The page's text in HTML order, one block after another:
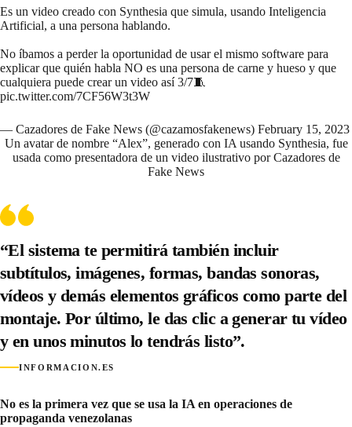
Es un video creado con Synthesia que simula, usando Inteligencia
Artificial, a una persona hablando.
No íbamos a perder la oportunidad de usar el mismo software para
explicar que quién habla NO es una persona de carne y hueso y que
cualquiera puede crear un video así 3/7🧵
pic.twitter.com/7CF56W3t3W
— Cazadores de Fake News (@cazamosfakenews) February 15, 2023
Un avatar de nombre “Alex”, generado con IA usando Synthesia, fue
usada como presentadora de un video ilustrativo por Cazadores de
Fake News
“El sistema te permitirá también incluir
subtítulos, imágenes, formas, bandas sonoras,
vídeos y demás elementos gráficos como parte del
montaje. Por último,le das clic a generar tu vídeo
y en unos minutos lo tendrás listo”.
INFORMACION.ES
No es la primera vez que se usa la IA en operaciones de
propaganda venezolanas